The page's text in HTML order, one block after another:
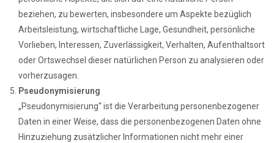
beziehen, zu bewerten, insbesondere um Aspekte bezüglich
Arbeitsleistung, wirtschaftliche Lage, Gesundheit, persönliche
Vorlieben, Interessen, Zuverlässigkeit, Verhalten, Aufenthaltsort
oder Ortswechsel dieser natürlichen Person zu analysieren oder
vorherzusagen.
Pseudonymisierung
„Pseudonymisierung“ ist die Verarbeitung personenbezogener
Daten in einer Weise, dass die personenbezogenen Daten ohne
Hinzuziehung zusätzlicher Informationen nicht mehr einer